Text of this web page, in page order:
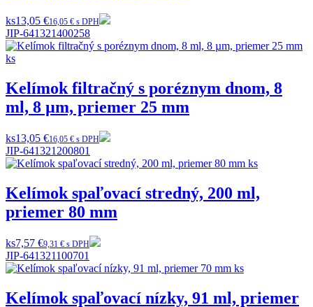
ks13,05 €16,05 € s DPH
JIP-641321400258
Kelímok filtračný s poréznym dnom, 8
ml, 8 µm, priemer 25 mm
ks13,05 €16,05 € s DPH
JIP-641321200801
Kelímok spaľovací stredný, 200 ml,
priemer 80 mm
ks7,57 €9,31 € s DPH
JIP-641321100701
Kelímok spaľovací nízky, 91 ml, priemer